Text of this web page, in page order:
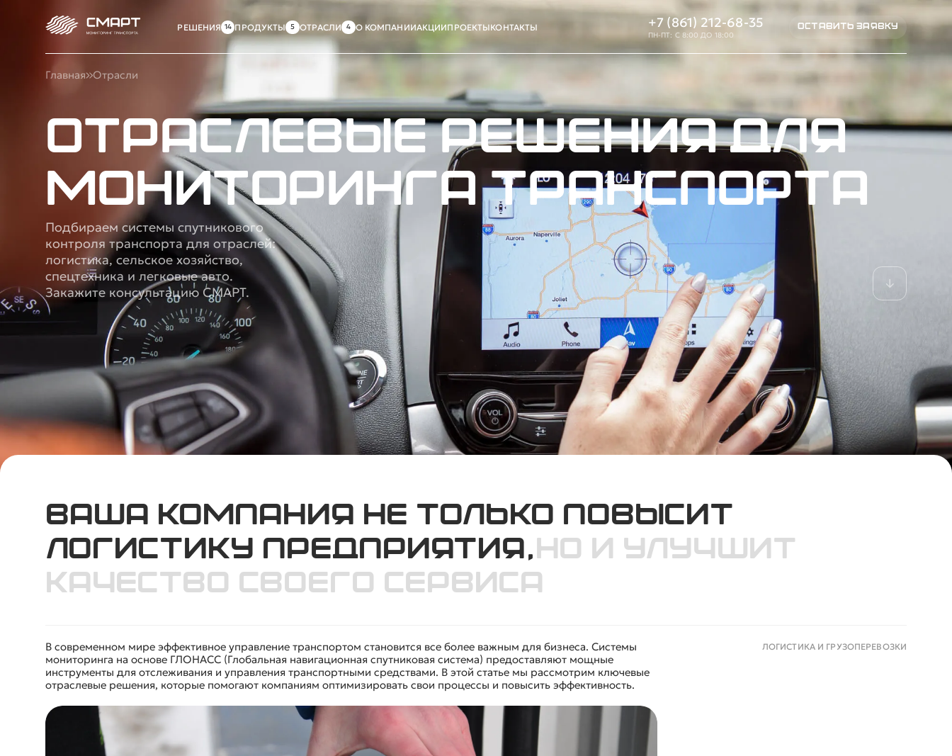
РЕШЕНИЯ ПРОДУКТЫ ОТРАСЛИ О КОМПАНИИАКЦИИПРОЕКТЫКОНТАКТЫ +7 (861) 212-68-35
ПН-ПТ: С 8:00 ДО 18:00
ОСТАВИТЬ ЗАЯВКУ
Главная Отрасли
Отраслевые решения для
мониторинга транспорта
Подбираем системы спутникового
контроля транспорта для отраслей:
логистика, сельское хозяйство,
спецтехника и легковые авто.
Закажите консультацию СМАРТ.
ваша компания не только повысит
логистику предприятия,но и улучшит
качество своего сервиса
ЛОГИСТИКА И ГРУЗОПЕРЕВОЗКИ
В современном мире эффективное управление транспортом становится все более важным для бизнеса. Системы
мониторинга на основе ГЛОНАСС (Глобальная навигационная спутниковая система) предоставляют мощные
инструменты для отслеживания и управления транспортными средствами. В этой статье мы рассмотрим ключевые
отраслевые решения, которые помогают компаниям оптимизировать свои процессы и повысить эффективность.